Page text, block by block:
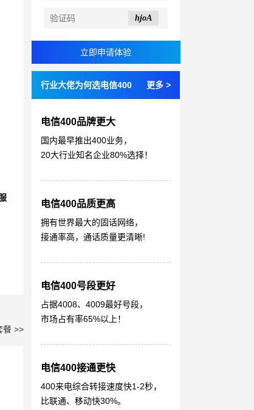
餐 >>
hjoA
行业大佬为何选电信400 更多 >
电信400品牌更大
国内最早推出400业务，
20大行业知名企业80%选择！
电信400品质更高
拥有世界最大的固话网络，
接通率高，通话质量更清晰!
电信400号段更好
占据4008、4009最好号段，
市场占有率65%以上！
电信400接通更快
400来电综合转接速度快1-2秒，
比联通、移动快30%。